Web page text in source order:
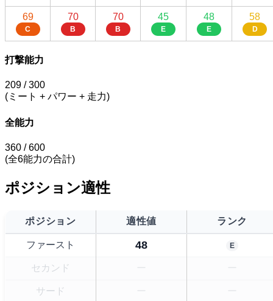
69
C
70
B
70
B
45
E
48
E
58
D
打撃能力
209 / 300
(ミート + パワー + 走力)
全能力
360 / 600
(全6能力の合計)
ポジション適性
ポジション 適性値 ランク
ファースト 48 E
セカンド
サード